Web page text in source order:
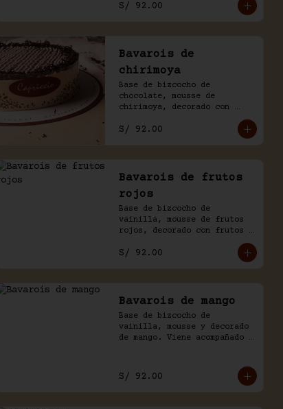
S/ 92.00
Bavarois de
chirimoya
Base de bizcocho de
chocolate, mousse de
chirimoya, decorado con
chocolate. Viene acompañado
de salsa de chocolate
S/ 92.00
Bavarois de frutos
rojos
Base de bizcocho de
vainilla, mousse de frutos
rojos, decorado con frutos
rojos. Acompañado de salsa
inglesa.
S/ 92.00
Bavarois de mango
Base de bizcocho de
vainilla, mousse y decorado
de mango. Viene acompañado
S/ 92.00